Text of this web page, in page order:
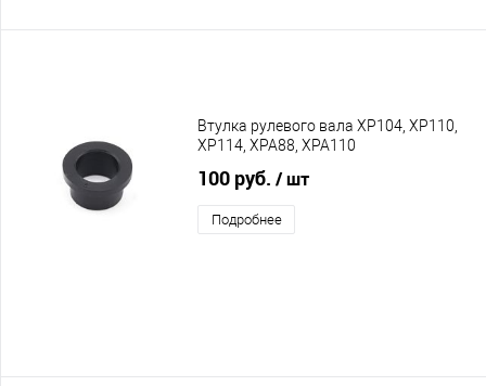
Втулка рулевого вала XP104, XP110,
XP114, XPA88, XPA110
100 руб. / шт
Подробнее